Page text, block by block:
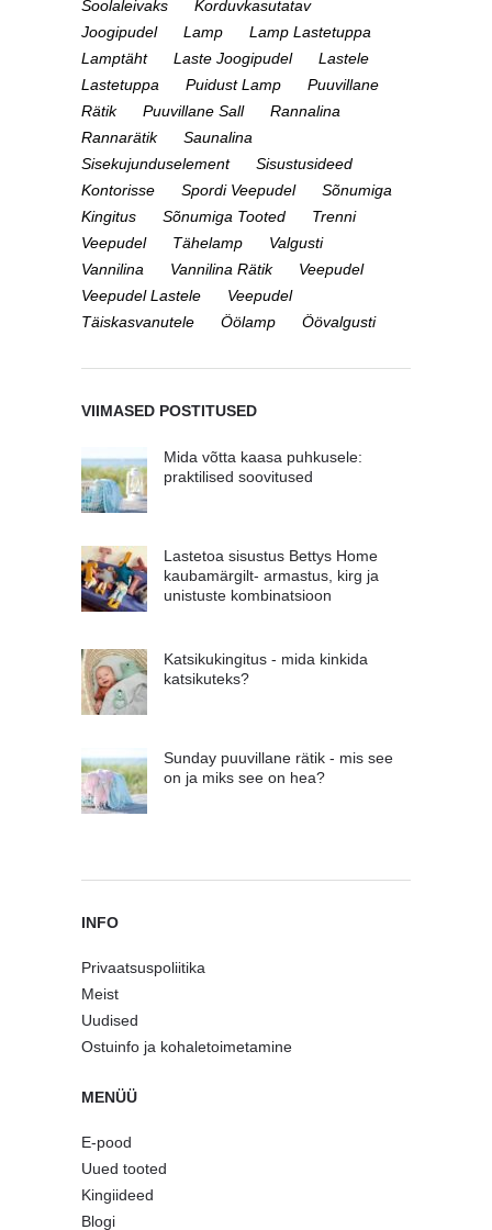
Soolaleivaks
Korduvkasutatav
Joogipudel
Lamp
Lamp Lastetuppa
Lamptäht
Laste Joogipudel
Lastele
Lastetuppa
Puidust Lamp
Puuvillane
Rätik
Puuvillane Sall
Rannalina
Rannarätik
Saunalina
Sisekujunduselement
Sisustusideed
Kontorisse
Spordi Veepudel
Sõnumiga
Kingitus
Sõnumiga Tooted
Trenni
Veepudel
Tähelamp
Valgusti
Vannilina
Vannilina Rätik
Veepudel
Veepudel Lastele
Veepudel
Täiskasvanutele
Öölamp Öövalgusti
VIIMASED POSTITUSED
Mida võtta kaasa puhkusele:
praktilised soovitused
Lastetoa sisustus Bettys Home
kaubamärgilt- armastus, kirg ja
unistuste kombinatsioon
Katsikukingitus - mida kinkida
katsikuteks?
Sunday puuvillane rätik - mis see
on ja miks see on hea?
INFO
Privaatsuspoliitika
Meist
Uudised
Ostuinfo ja kohaletoimetamine
MENÜÜ
E-pood
Uued tooted
Kingiideed
Blogi